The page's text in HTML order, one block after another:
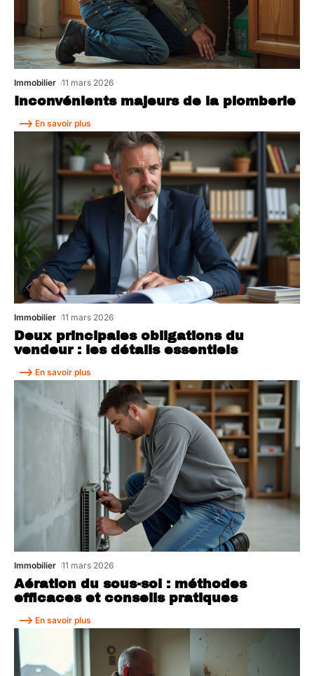
Inconvénients majeurs de la plomberie
Immobilier 11 mars 2026
En savoir plus
Deux principales obligations du
vendeur : les détails essentiels
Immobilier 11 mars 2026
En savoir plus
Aération du sous-sol : méthodes
efficaces et conseils pratiques
Immobilier 11 mars 2026
En savoir plus